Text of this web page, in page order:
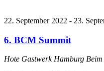
22. September 2022 - 23.
6. BCM Summit
Hote Gastwerk Hamburg